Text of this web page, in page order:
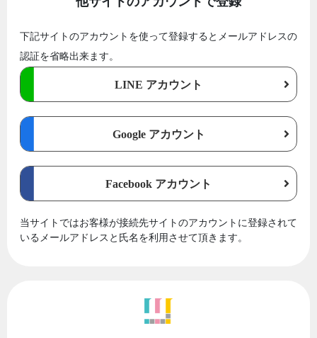
下記サイトのアカウントを使って登録するとメールアドレスの
認証を省略出来ます。
LINE アカウント
Google アカウント
Facebook アカウント
当サイトではお客様が接続先サイトのアカウントに登録されて
いるメールアドレスと氏名を利用させて頂きます。